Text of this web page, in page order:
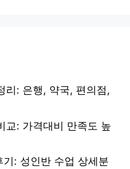
리: 은행, 약국, 편의점,
교: 가격대비 만족도 높
: 성인반 수업 상세분